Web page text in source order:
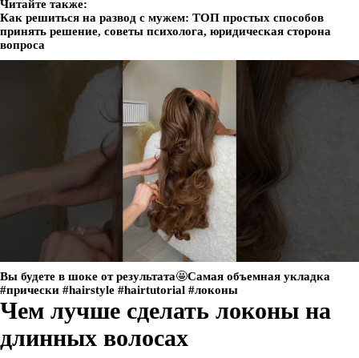
Читайте также:
Как решиться на развод с мужем: ТОП простых способов
принять решение, советы психолога, юридическая сторона
вопроса
Вы будете в шоке от результата🤩Самая объемная укладка
#прически #hairstyle #hairtutorial #локоны
Чем лучше сделать локоны на
длинных волосах